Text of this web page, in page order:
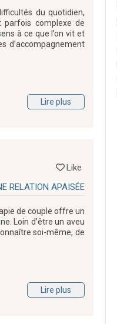
du quotidien,
parfois complexe de
à ce que l’on vit et
d’accompagnement
Lire plus
Like
RELATION APAISÉE
de couple offre un
Loin d’être un aveu
soi-même, de
Lire plus